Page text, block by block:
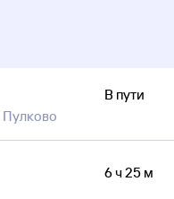
Пулково
В пути
6 ч 25 м